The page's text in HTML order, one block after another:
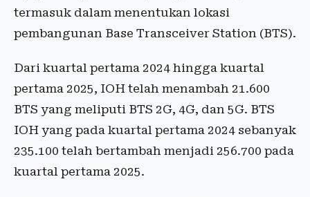
termasuk dalam menentukan lokasi
pembangunan Base Transceiver Station (BTS).
Dari kuartal pertama 2024 hingga kuartal
pertama 2025, IOH telah menambah 21.600
BTS yang meliputi BTS 2G, 4G, dan 5G.​​​​​​​ BTS
IOH yang pada kuartal pertama 2024 sebanyak
235.100 telah bertambah menjadi 256.700 pada
kuartal pertama 2025.